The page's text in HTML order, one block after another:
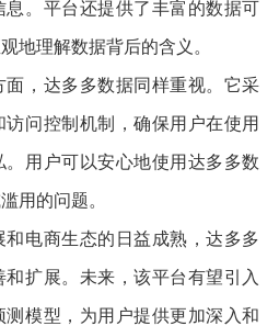
。平台还提供了丰富的数据可
地理解数据背后的含义。
，达多多数据同样重视。它采
问控制机制，确保用户在使用
用户可以安心地使用达多多数
用的问题。
和电商生态的日益成熟，达多多
扩展。未来，该平台有望引入
模型，为用户提供更加深入和